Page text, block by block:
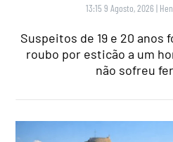
13:15 9 Agosto, 2026 |
Suspeitos de 19 e 20 anos
roubo por esticão a um
não sofreu